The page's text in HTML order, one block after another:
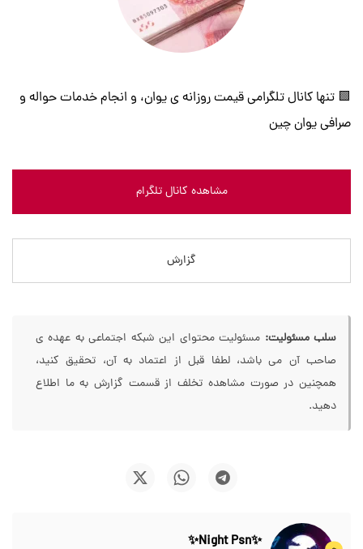
🟩 تنها کانال تلگرامی قیمت روزانه ی یوان، و انجام خدمات حواله و
صرافی یوان چین
مشاهده کانال تلگرام
گزارش
سلب مسئولیت: مسئولیت محتوای این شبکه اجتماعی به عهده ی
صاحب آن می باشد، لطفا قبل از اعتماد به آن، تحقیق کنید،
همچنین در صورت مشاهده تخلف از قسمت گزارش به ما اطلاع
دهید.
✨Night Psn✨